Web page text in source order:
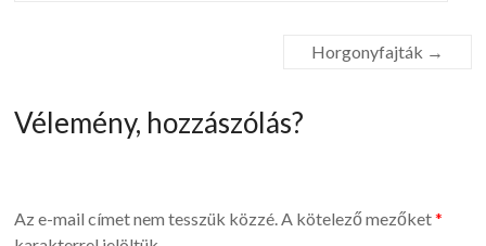
Horgonyfajták →
Vélemény, hozzászólás?
Az e-mail címet nem tesszük közzé. A kötelező mezőket*